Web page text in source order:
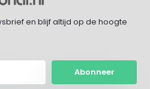
en blijf altijd op de hoogte
Abonneer